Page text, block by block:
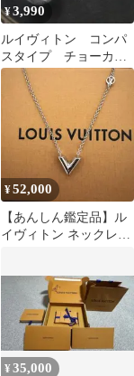
¥3,990
ルイヴィトン コンパ
スタイプ チョーカー
ネックレス【美品、希
少？】
¥52,000
【あんしん鑑定品】ル
イヴィトン ネックレス
¥35,000